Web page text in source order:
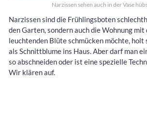
Narzissen sehen auch in der Vase
Narzissen sind die Frühlingsboten
den Garten, sondern auch die Wohnung mit
leuchtenden Blüte schmücken möchte, holt
als Schnittblume ins Haus. Aber darf man
so abschneiden oder ist eine spezielle
Wir klären auf.